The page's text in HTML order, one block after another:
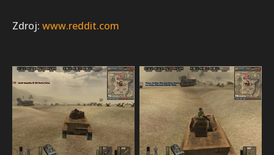
Zdroj: www.reddit.com